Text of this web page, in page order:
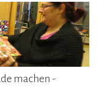
machen -